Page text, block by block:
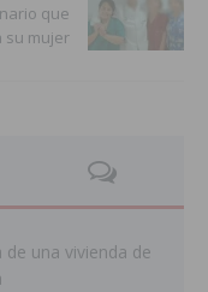
que
su mujer
una vivienda de